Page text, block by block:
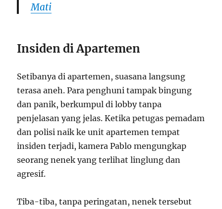
Mati
Insiden di Apartemen
Setibanya di apartemen, suasana langsung
terasa aneh. Para penghuni tampak bingung
dan panik, berkumpul di lobby tanpa
penjelasan yang jelas. Ketika petugas pemadam
dan polisi naik ke unit apartemen tempat
insiden terjadi, kamera Pablo mengungkap
seorang nenek yang terlihat linglung dan
agresif.
Tiba-tiba, tanpa peringatan, nenek tersebut